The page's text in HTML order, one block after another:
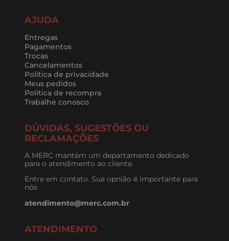
AJUDA
Entregas
Pagamentos
Trocas
Cancelamentos
Política de privacidade
Meus pedidos
Política de recompra
Trabalhe conosco
DÚVIDAS, SUGESTÕES OU
RECLAMAÇÕES
A MERC mantém um departamento dedicado
para o atendimento ao cliente.
Entre em contato. Sua opnião é importante para
nós
atendimento@merc.com.br
ATENDIMENTO